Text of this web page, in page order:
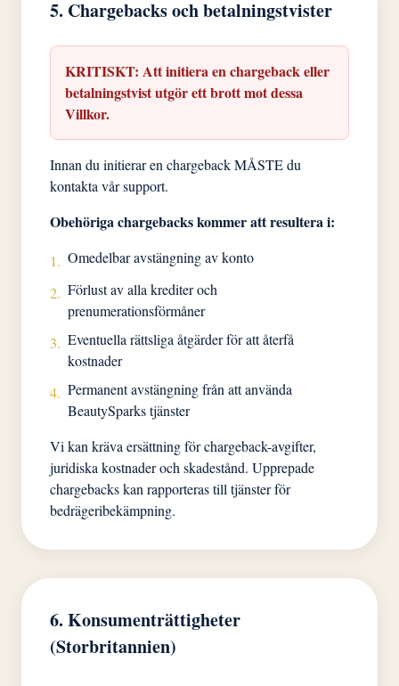
5. Chargebacks och betalningstvister
KRITISKT: Att initiera en chargeback eller
betalningstvist utgör ett brott mot dessa
Villkor.
Innan du initierar en chargeback MÅSTE du
kontakta vår support.
Obehöriga chargebacks kommer att resultera i:
1. Omedelbar avstängning av konto
2. Förlust av alla krediter och
prenumerationsförmåner
3. Eventuella rättsliga åtgärder för att återfå
kostnader
4. Permanent avstängning från att använda
BeautySparks tjänster
Vi kan kräva ersättning för chargeback-avgifter,
juridiska kostnader och skadestånd. Upprepade
chargebacks kan rapporteras till tjänster för
bedrägeribekämpning.
6. Konsumenträttigheter
(Storbritannien)